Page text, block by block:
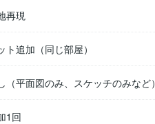
再現
ト追加（同じ部屋）
（平面図のみ、スケッチのみなど）
1回